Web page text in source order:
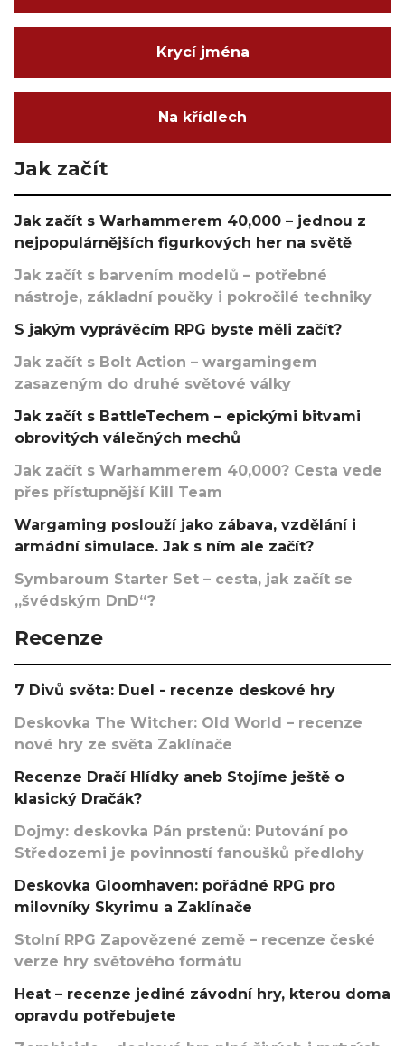
Krycí jména
Na křídlech
Jak začít
Jak začít s Warhammerem 40,000 – jednou z
nejpopulárnějších figurkových her na světě
Jak začít s barvením modelů – potřebné
nástroje, základní poučky i pokročilé techniky
S jakým vyprávěcím RPG byste měli začít?
Jak začít s Bolt Action – wargamingem
zasazeným do druhé světové války
Jak začít s BattleTechem – epickými bitvami
obrovitých válečných mechů
Jak začít s Warhammerem 40,000? Cesta vede
přes přístupnější Kill Team
Wargaming poslouží jako zábava, vzdělání i
armádní simulace. Jak s ním ale začít?
Symbaroum Starter Set – cesta, jak začít se
„švédským DnD“?
Recenze
7 Divů světa: Duel - recenze deskové hry
Deskovka The Witcher: Old World – recenze
nové hry ze světa Zaklínače
Recenze Dračí Hlídky aneb Stojíme ještě o
klasický Dračák?
Dojmy: deskovka Pán prstenů: Putování po
Středozemi je povinností fanoušků předlohy
Deskovka Gloomhaven: pořádné RPG pro
milovníky Skyrimu a Zaklínače
Stolní RPG Zapovězené země – recenze české
verze hry světového formátu
Heat – recenze jediné závodní hry, kterou doma
opravdu potřebujete